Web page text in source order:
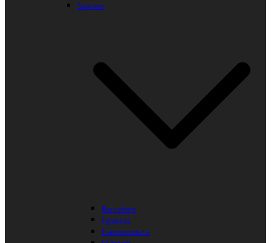
Spanien
Barcelona
Figueras
Fuerteventura